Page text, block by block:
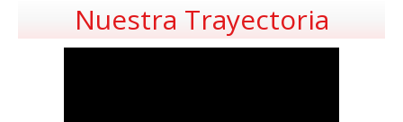
Nuestra Trayectoria